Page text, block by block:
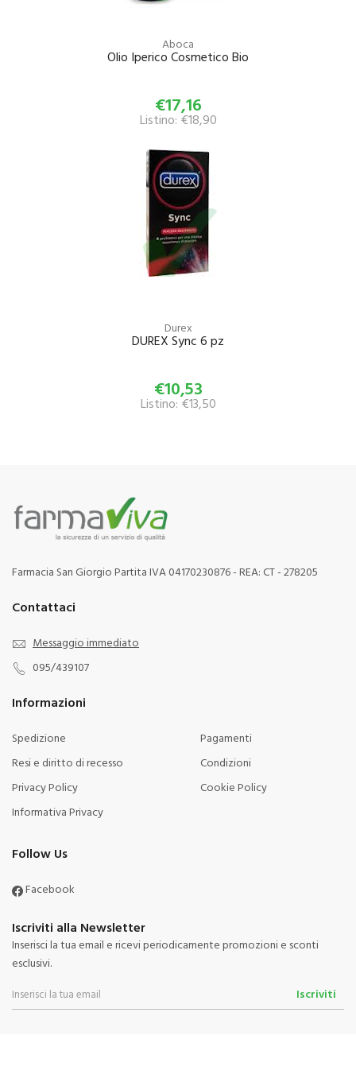
Aboca
Olio Iperico Cosmetico Bio
€17,16
Listino: €18,90
Durex
DUREX Sync 6 pz
€10,53
Listino: €13,50
Farmacia San Giorgio Partita IVA 04170230876 - REA: CT - 278205
Contattaci
Messaggio immediato
095/439107
Informazioni
Spedizione
Pagamenti
Resi e diritto di recesso
Condizioni
Privacy Policy
Cookie Policy
Informativa Privacy
Follow Us
Facebook
Iscriviti alla Newsletter
Inserisci la tua email e ricevi periodicamente promozioni e sconti
esclusivi.
Iscriviti